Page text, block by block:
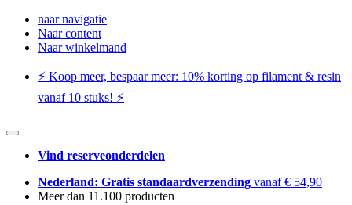
naar navigatie
Naar content
Naar winkelmand
⚡️ Koop meer, bespaar meer: ​​10% korting op filament & resin
vanaf 10 stuks! ⚡️
Vind reserveonderdelen
Nederland: Gratis standaardverzending vanaf € 54,90
Meer dan 11.100 producten